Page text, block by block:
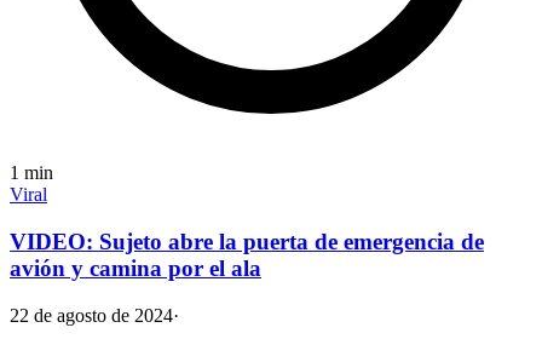
1 min
Viral
VIDEO: Sujeto abre la puerta de emergencia de
avión y camina por el ala
22 de agosto de 2024·